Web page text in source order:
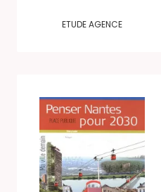
ETUDE AGENCE